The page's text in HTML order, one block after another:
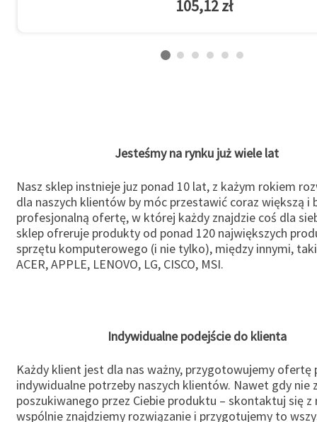
105,12 zł
Jesteśmy na rynku już wiele lat
Nasz sklep instnieje juz ponad 10 lat, z każym rokiem
dla naszych klientów by móc przestawić coraz większą i
profesjonalną ofertę, w której każdy znajdzie coś dla
sklep ofreruje produkty od ponad 120 największych
sprzętu komputerowego (i nie tylko), między innymi,
ACER, APPLE, LENOVO, LG, CISCO, MSI.
Indywidualne podejście do klienta
Każdy klient jest dla nas ważny, przygotowujemy ofertę
indywidualne potrzeby naszych klientów. Nawet gdy nie
poszukiwanego przez Ciebie produktu – skontaktuj się z
wspólnie znajdziemy rozwiązanie i przygotujemy to